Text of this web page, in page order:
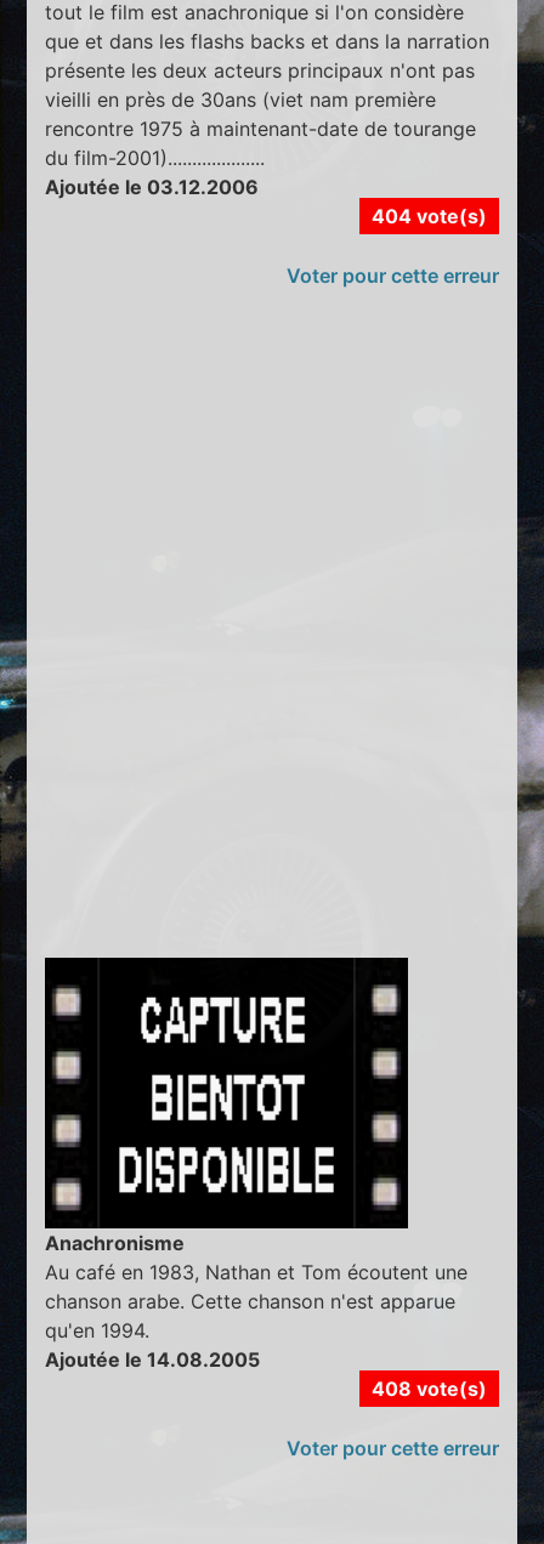
tout le film est anachronique si l'on considère
que et dans les flashs backs et dans la narration
présente les deux acteurs principaux n'ont pas
vieilli en près de 30ans (viet nam première
rencontre 1975 à maintenant-date de tourange
du film-2001)....................
Ajoutée le 03.12.2006
404 vote(s)
Voter pour cette erreur
Anachronisme
Au café en 1983, Nathan et Tom écoutent une
chanson arabe. Cette chanson n'est apparue
qu'en 1994.
Ajoutée le 14.08.2005
408 vote(s)
Voter pour cette erreur